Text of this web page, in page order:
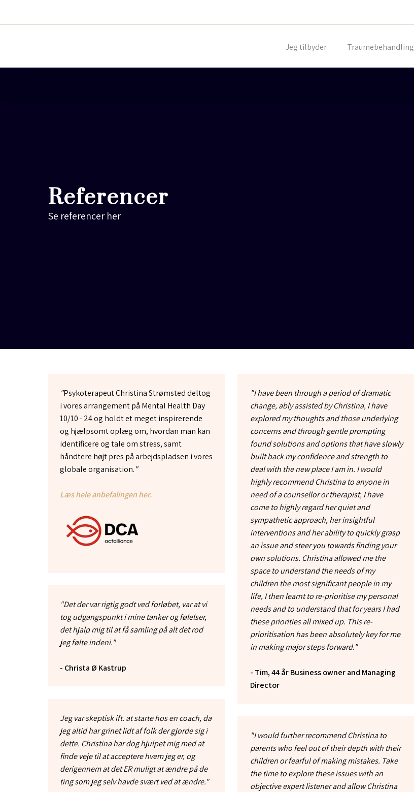
Jeg tilbyder Traumebehandling
Referencer
Se referencer her​
"Psykoterapeut Christina Strømsted deltog
i vores arrangement på Mental Health Day
10/10 - 24 og holdt et meget inspirerende
og hjælpsomt oplæg om, hvordan man kan
identificere og tale om stress, samt
håndtere højt pres på arbejdspladsen i vores
globale organisation."
Læs hele anbefalingen her.
"Det der var rigtig godt ved forløbet, var at vi
tog udgangspunkt i mine tanker og følelser,
det hjalp mig til at få samling på alt det rod
jeg følte indeni."
- Christa Ø Kastrup
Jeg var skeptisk ift. at starte hos en coach, da
jeg altid har grinet lidt af folk der gjorde sig i
dette. Christina har dog hjulpet mig med at
finde veje til at acceptere hvem jeg er, og
derigennem at det ER muligt at ændre på de
ting som jeg selv havde svært ved at ændre."
"I have been through a period of dramatic
change, ably assisted by Christina, I have
explored my thoughts and those underlying
concerns and through gentle prompting
found solutions and options that have slowly
built back my confidence and strength to
deal with the new place I am in. I would
highly recommend Christina to anyone in
need of a counsellor or therapist, I have
come to highly regard her quiet and
sympathetic approach, her insightful
interventions and her ability to quickly grasp
an issue and steer you towards finding your
own solutions. Christina allowed me the
space to understand the needs of my
children the most significant people in my
life, I then learnt to re-prioritise my personal
needs and to understand that for years I had
these priorities all mixed up. This re-
prioritisation has been absolutely key for me
in making major steps forward."
- Tim, 44 år Business owner and Managing
Director
"I would further recommend Christina to
parents who feel out of their depth with their
children or fearful of making mistakes. Take
the time to explore these issues with an
objective expert listener and allow Christina